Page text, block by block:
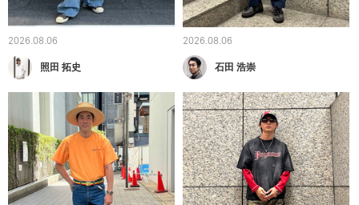
2026.08.06
照田 拓史
2026.08.06
石田 浩崇